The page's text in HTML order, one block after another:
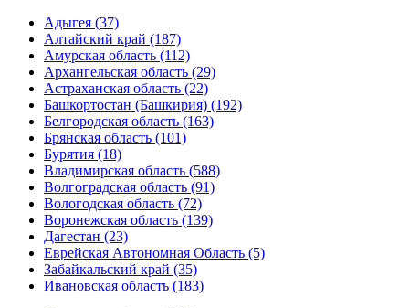
Адыгея (37)
Алтайский край (187)
Амурская область (112)
Архангельская область (29)
Астраханская область (22)
Башкортостан (Башкирия) (192)
Белгородская область (163)
Брянская область (101)
Бурятия (18)
Владимирская область (588)
Волгоградская область (91)
Вологодская область (72)
Воронежская область (139)
Дагестан (23)
Еврейская Автономная Область (5)
Забайкальский край (35)
Ивановская область (183)